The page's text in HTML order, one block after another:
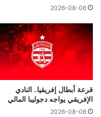
2026-08-06
قرعة أبطال إفريقيا.. النادي
الإفريقي يواجه دجوليبا المالي
2026-08-06